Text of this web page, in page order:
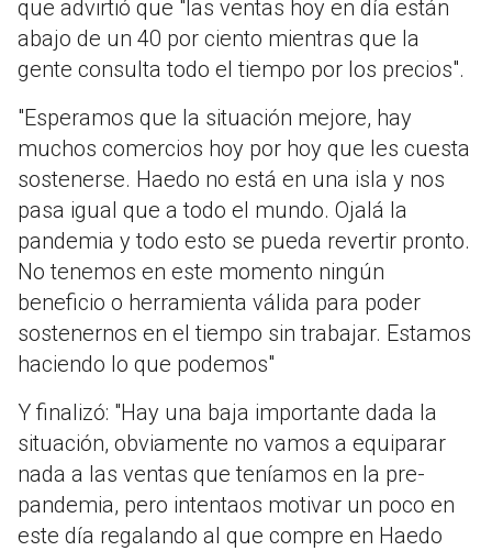
que advirtió que "las ventas hoy en día están
abajo de un 40 por ciento mientras que la
gente consulta todo el tiempo por los precios".
"Esperamos que la situación mejore, hay
muchos comercios hoy por hoy que les cuesta
sostenerse. Haedo no está en una isla y nos
pasa igual que a todo el mundo. Ojalá la
pandemia y todo esto se pueda revertir pronto.
No tenemos en este momento ningún
beneficio o herramienta válida para poder
sostenernos en el tiempo sin trabajar. Estamos
haciendo lo que podemos"
Y finalizó: "Hay una baja importante dada la
situación, obviamente no vamos a equiparar
nada a las ventas que teníamos en la pre-
pandemia, pero intentaos motivar un poco en
este día regalando al que compre en Haedo